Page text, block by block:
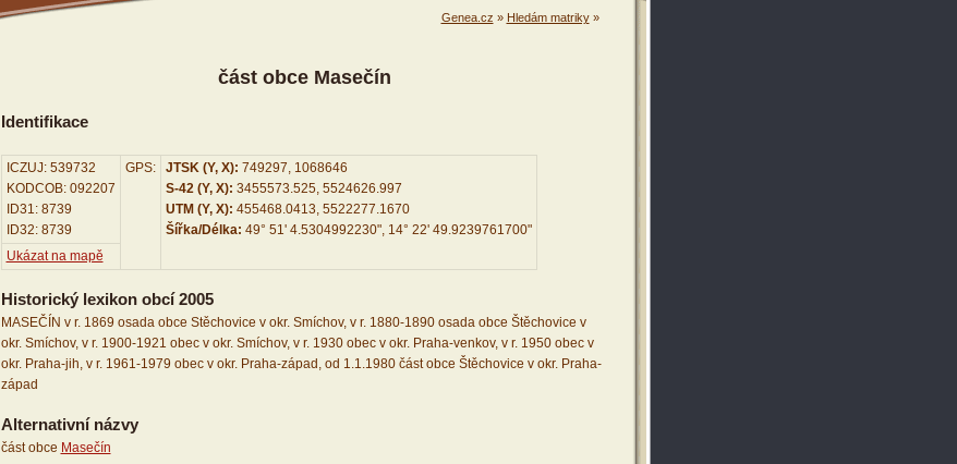
Genea.cz » Hledám matriky»
část obce Masečín
Identifikace
ICZUJ: 539732
KODCOB: 092207
ID31: 8739
ID32: 8739
GPS: JTSK (Y, X): 749297, 1068646
S-42 (Y, X): 3455573.525, 5524626.997
UTM (Y, X): 455468.0413, 5522277.1670
Šířka/Délka: 49° 51' 4.5304992230", 14° 22' 49.9239761700"
Ukázat na mapě
Historický lexikon obcí 2005
MASEČÍN v r. 1869 osada obce Stěchovice v okr. Smíchov, v r. 1880-1890 osada obce Štěchovice v
okr. Smíchov, v r. 1900-1921 obec v okr. Smíchov, v r. 1930 obec v okr. Praha-venkov, v r. 1950 obec v
okr. Praha-jih, v r. 1961-1979 obec v okr. Praha-západ, od 1.1.1980 část obce Štěchovice v okr. Praha-
západ
Alternativní názvy
část obce Masečín